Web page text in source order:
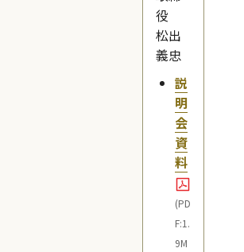
役
松出
義忠
説
明
会
資
料
(PD
F:1.
9M